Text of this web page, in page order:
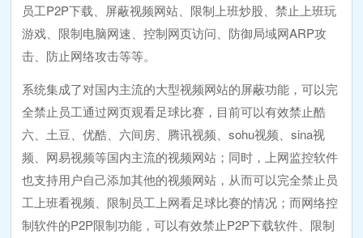
员工P2P下载、屏蔽视频网站、限制上班炒股、禁止上班玩
游戏、限制电脑网速、控制网页访问、防御局域网ARP攻
击、防止网络攻击等等。
系统集成了对国内主流的大型视频网站的屏蔽功能，可以完
全禁止员工通过网页观看足球比赛，目前可以有效禁止酷
六、土豆、优酷、六间房、腾讯视频、sohu视频、sina视
频、网易视频等国内主流的视频网站；同时，上网监控软件
也支持用户自己添加其他的视频网站，从而可以完全禁止员
工上班看视频、限制员工上网看足球比赛的情况；而网络控
制软件的P2P限制功能，可以有效禁止P2P下载软件、限制